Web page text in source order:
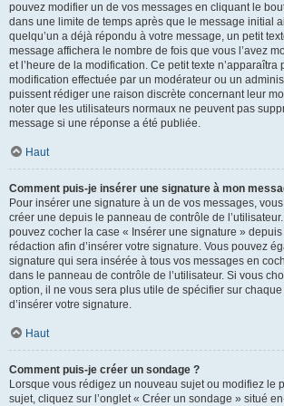
pouvez modifier un de vos messages en cliquant le
dans une limite de temps après que le message initial
quelqu’un a déjà répondu à votre message, un petit
message affichera le nombre de fois que vous l’avez
et l’heure de la modification. Ce petit texte n’apparaîtra
modification effectuée par un modérateur ou un
puissent rédiger une raison discrète concernant leur
noter que les utilisateurs normaux ne peuvent pas
message si une réponse a été publiée.
Haut
Comment puis-je insérer une signature à mon
Pour insérer une signature à un de vos messages,
créer une depuis le panneau de contrôle de
pouvez cocher la case « Insérer une signature »
rédaction afin d’insérer votre signature. Vous pouvez
signature qui sera insérée à tous vos messages en
dans le panneau de contrôle de l’utilisateur. Si vous
option, il ne vous sera plus utile de spécifier sur
d’insérer votre signature.
Haut
Comment puis-je créer un sondage ?
Lorsque vous rédigez un nouveau sujet ou modifiez le
sujet, cliquez sur l’onglet « Créer un sondage » situé